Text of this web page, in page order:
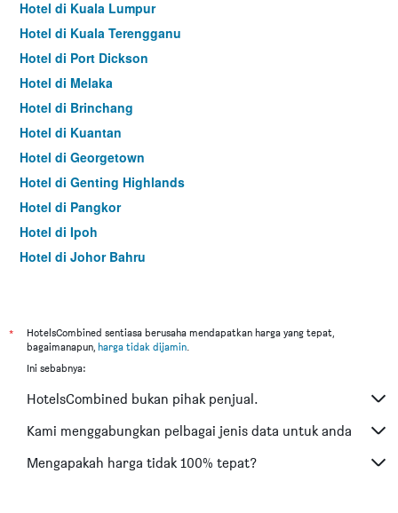
Hotel di Kuala Lumpur
Hotel di Kuala Terengganu
Hotel di Port Dickson
Hotel di Melaka
Hotel di Brinchang
Hotel di Kuantan
Hotel di Georgetown
Hotel di Genting Highlands
Hotel di Pangkor
Hotel di Ipoh
Hotel di Johor Bahru
Hotel di Kuching
Hotel di Tokyo
Hotel di Bangkok
Hotel di Putrajaya
Hotel di Shah Alam
*
HotelsCombined sentiasa berusaha mendapatkan harga yang tepat,
bagaimanapun, harga tidak dijamin.
Ini sebabnya:
HotelsCombined bukan pihak penjual.
Kami menggabungkan pelbagai jenis data untuk anda
Mengapakah harga tidak 100% tepat?